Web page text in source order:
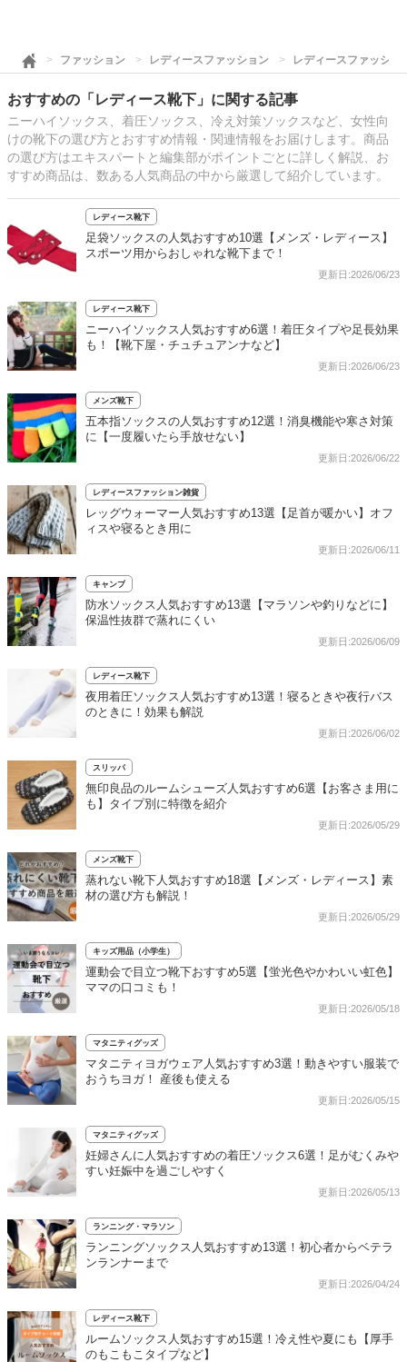
ファッション レディースファッション レディースファッショ
おすすめの「レディース靴下」に関する記事
ニーハイソックス、着圧ソックス、冷え対策ソックスなど、女性向
けの靴下の選び方とおすすめ情報・関連情報をお届けします。商品
の選び方はエキスパートと編集部がポイントごとに詳しく解説、お
すすめ商品は、数ある人気商品の中から厳選して紹介しています。
レディース靴下
足袋ソックスの人気おすすめ10選【メンズ・レディース】
スポーツ用からおしゃれな靴下まで！
更新日:2026/06/23
レディース靴下
ニーハイソックス人気おすすめ6選！着圧タイプや足長効果
も！【靴下屋・チュチュアンナなど】
更新日:2026/06/23
メンズ靴下
五本指ソックスの人気おすすめ12選！消臭機能や寒さ対策
に【一度履いたら手放せない】
更新日:2026/06/22
レディースファッション雑貨
レッグウォーマー人気おすすめ13選【足首が暖かい】オフ
ィスや寝るとき用に
更新日:2026/06/11
キャンプ
防水ソックス人気おすすめ13選【マラソンや釣りなどに】
保温性抜群で蒸れにくい
更新日:2026/06/09
レディース靴下
夜用着圧ソックス人気おすすめ13選！寝るときや夜行バス
のときに！効果も解説
更新日:2026/06/02
スリッパ
無印良品のルームシューズ人気おすすめ6選【お客さま用に
も】タイプ別に特徴を紹介
更新日:2026/05/29
メンズ靴下
蒸れない靴下人気おすすめ18選【メンズ・レディース】素
材の選び方も解説！
更新日:2026/05/29
キッズ用品（小学生）
運動会で目立つ靴下おすすめ5選【蛍光色やかわいい虹色】
ママの口コミも！
更新日:2026/05/18
マタニティグッズ
マタニティヨガウェア人気おすすめ3選！動きやすい服装で
おうちヨガ！ 産後も使える
更新日:2026/05/15
マタニティグッズ
妊婦さんに人気おすすめの着圧ソックス6選！足がむくみや
すい妊娠中を過ごしやすく
更新日:2026/05/13
ランニング・マラソン
ランニングソックス人気おすすめ13選！初心者からベテラ
ンランナーまで
更新日:2026/04/24
レディース靴下
ルームソックス人気おすすめ15選！冷え性や夏にも【厚手
のもこもこタイプなど】